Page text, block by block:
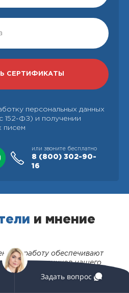
персональных данных
152-ФЗ) и получении
писем
или звоните бесплатно
8 (800) 302-90-
16
и мнение
работу обеспечивают
сотрудников нашего
обученных
Задать вопрос